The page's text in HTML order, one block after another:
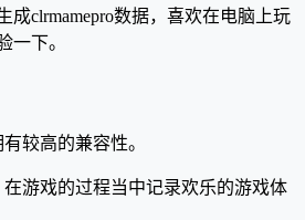
成clrmamepro数据，喜欢在电脑上玩
一下。
较高的兼容性。
游戏的过程当中记录欢乐的游戏体